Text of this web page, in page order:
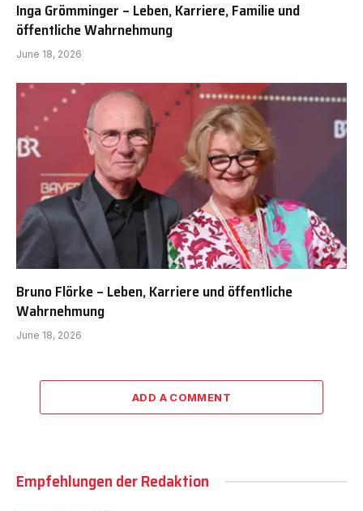
Inga Grömminger – Leben, Karriere, Familie und
öffentliche Wahrnehmung
June 18, 2026
Bruno Flörke – Leben, Karriere und öffentliche
Wahrnehmung
June 18, 2026
ADD A COMMENT
Empfehlungen der Redaktion